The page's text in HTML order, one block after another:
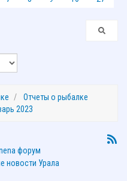
Отчеты о рыбалке
2023
форум